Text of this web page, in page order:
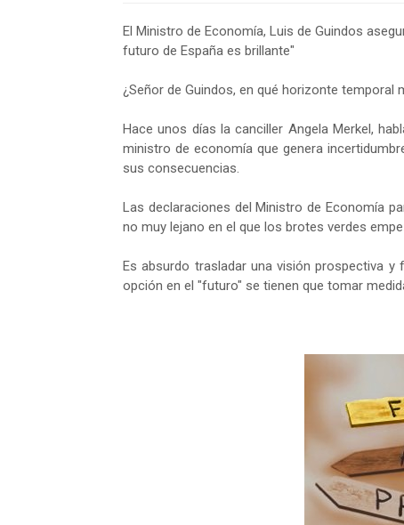
El Ministro de Economía, Luis de Guindos
futuro de España es brillante"
¿Señor de Guindos, en qué horizonte temporal
Hace unos días la canciller Angela Merkel,
ministro de economía que genera
sus consecuencias.
Las declaraciones del Ministro de Economía
no muy lejano en el que los brotes verdes
Es absurdo trasladar una visión prospectiva
opción en el "futuro" se tienen que tomar